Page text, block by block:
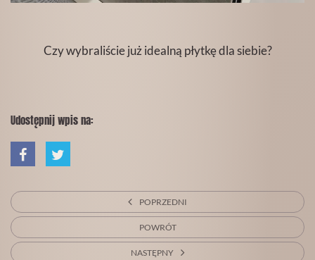
Czy wybraliście już idealną płytkę dla siebie?
Udostępnij wpis na:
POPRZEDNI
POWRÓT
NASTĘPNY